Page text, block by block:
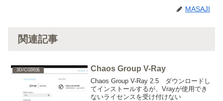
MASAJI
関連記事
3D/CG関係 Chaos Group V-Ray
Chaos Group V-Ray 2.5 ダウンロードし
てインストールするが、Vrayが使用でき
ないライセンスを受け付けない